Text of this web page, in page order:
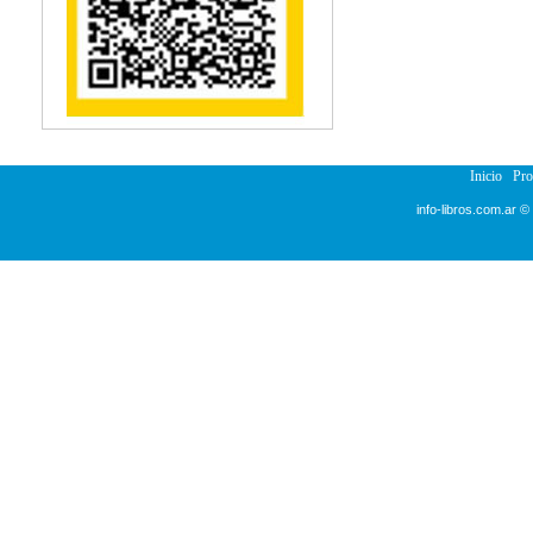
Reumatología
Salud Pública
Semiología
Terapia Ocupacional
Urología
Inicio
info-libros.com.ar